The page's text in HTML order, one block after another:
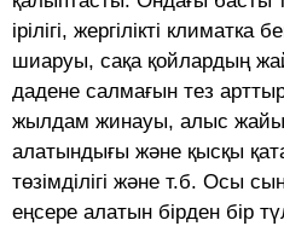
ірілігі, жергілікті климатка
шиаруы, сақа қойлардың
дадене салмағын тез
жылдам жинауы, алыс
алатындығы және қысқы
төзімділігі және т.б. Осы
еңсере алатын бірден бір